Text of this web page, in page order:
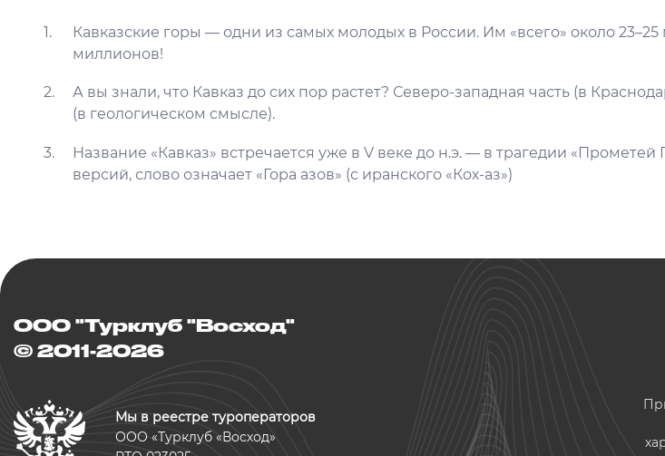
Кавказские горы — одни из самых молодых в России. Им «всего» около
миллионов!
А вы знали, что Кавказ до сих пор растет? Северо-западная часть (в
(в геологическом смысле).
Название «Кавказ» встречается уже в V веке до н.э. — в трагедии
версий, слово означает «Гора азов» (с иранского «Кох-аз»)
ООО "Турклуб "Восход"
© 2011-2026
Мы в реестре туроператоров
ООО «Турклуб «Восход»